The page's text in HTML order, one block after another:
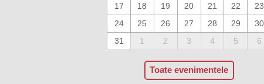
17
18 19 20 21 22
23
24
25 26 27 28 29
30
31
1 2 3 4 5 6
Toate evenimentele